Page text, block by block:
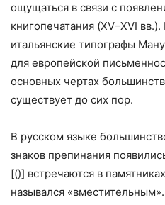
ощущаться в связи с
книгопечатания (XV–XVI
итальянские типографы
для европейской
основных чертах
существует до сих пор.
В русском языке
знаков препинания
[()] встречаются в
назывался «вместительным».